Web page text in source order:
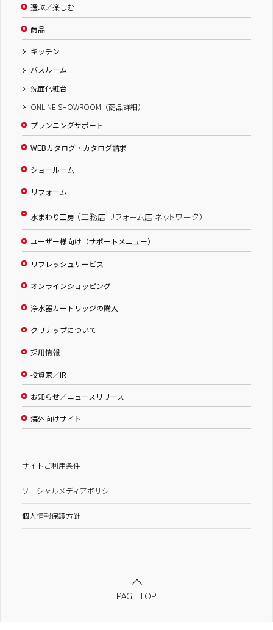
選ぶ／楽しむ
商品
キッチン
バスルーム
洗面化粧台
ONLINE SHOWROOM（商品詳細）
プランニングサポート
WEBカタログ・カタログ請求
ショールーム
リフォーム
水まわり工房 （工務店 リフォーム店 ネットワーク）
ユーザー様向け（サポートメニュー）
リフレッシュサービス
オンラインショッピング
浄水器カートリッジの購入
クリナップについて
採用情報
投資家／IR
お知らせ／ニュースリリース
海外向けサイト
サイトご利用条件
ソーシャルメディアポリシー
個人情報保護方針
PAGE TOP